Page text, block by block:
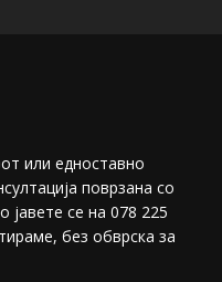
или едноставно
поврзана со
јавете се на 078 225
без обврска за